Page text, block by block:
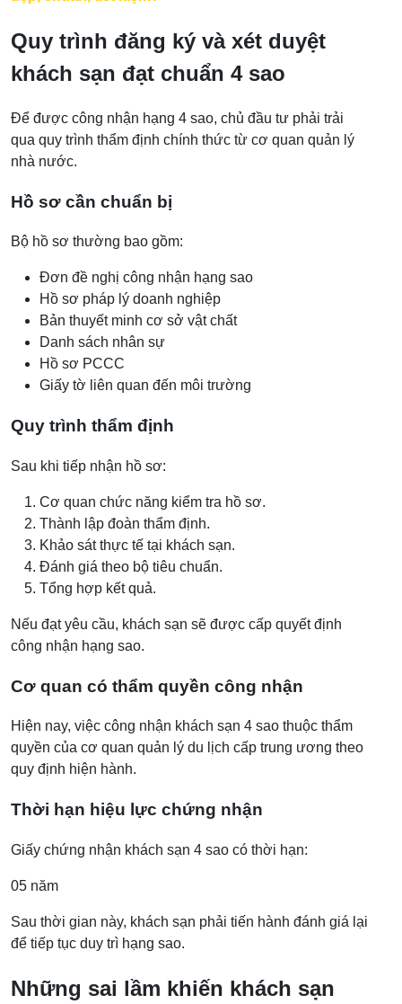
Quy trình đăng ký và xét duyệt
khách sạn đạt chuẩn 4 sao
Để được công nhận hạng 4 sao, chủ đầu tư phải trải
qua quy trình thẩm định chính thức từ cơ quan quản lý
nhà nước.
Hồ sơ cần chuẩn bị
Bộ hồ sơ thường bao gồm:
Đơn đề nghị công nhận hạng sao
Hồ sơ pháp lý doanh nghiệp
Bản thuyết minh cơ sở vật chất
Danh sách nhân sự
Hồ sơ PCCC
Giấy tờ liên quan đến môi trường
Quy trình thẩm định
Sau khi tiếp nhận hồ sơ:
Cơ quan chức năng kiểm tra hồ sơ.
Thành lập đoàn thẩm định.
Khảo sát thực tế tại khách sạn.
Đánh giá theo bộ tiêu chuẩn.
Tổng hợp kết quả.
Nếu đạt yêu cầu, khách sạn sẽ được cấp quyết định
công nhận hạng sao.
Cơ quan có thẩm quyền công nhận
Hiện nay, việc công nhận khách sạn 4 sao thuộc thẩm
quyền của cơ quan quản lý du lịch cấp trung ương theo
quy định hiện hành.
Thời hạn hiệu lực chứng nhận
Giấy chứng nhận khách sạn 4 sao có thời hạn:
05 năm
Sau thời gian này, khách sạn phải tiến hành đánh giá lại
để tiếp tục duy trì hạng sao.
Những sai lầm khiến khách sạn